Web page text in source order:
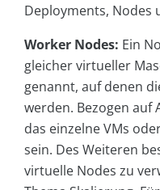
Deployments, Nodes
Worker Nodes: Ein
gleicher virtueller
genannt, auf denen
werden. Bezogen auf
das einzelne VMs
sein. Des Weiteren
virtuelle Nodes zu